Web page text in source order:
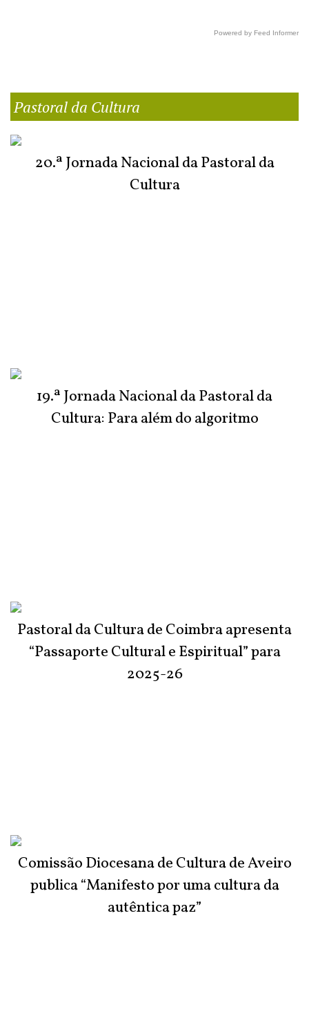
Powered by Feed Informer
Pastoral da Cultura
20.ª Jornada Nacional da Pastoral da
Cultura
19.ª Jornada Nacional da Pastoral da
Cultura: Para além do algoritmo
Pastoral da Cultura de Coimbra apresenta
“Passaporte Cultural e Espiritual” para
2025-26
Comissão Diocesana de Cultura de Aveiro
publica “Manifesto por uma cultura da
autêntica paz”